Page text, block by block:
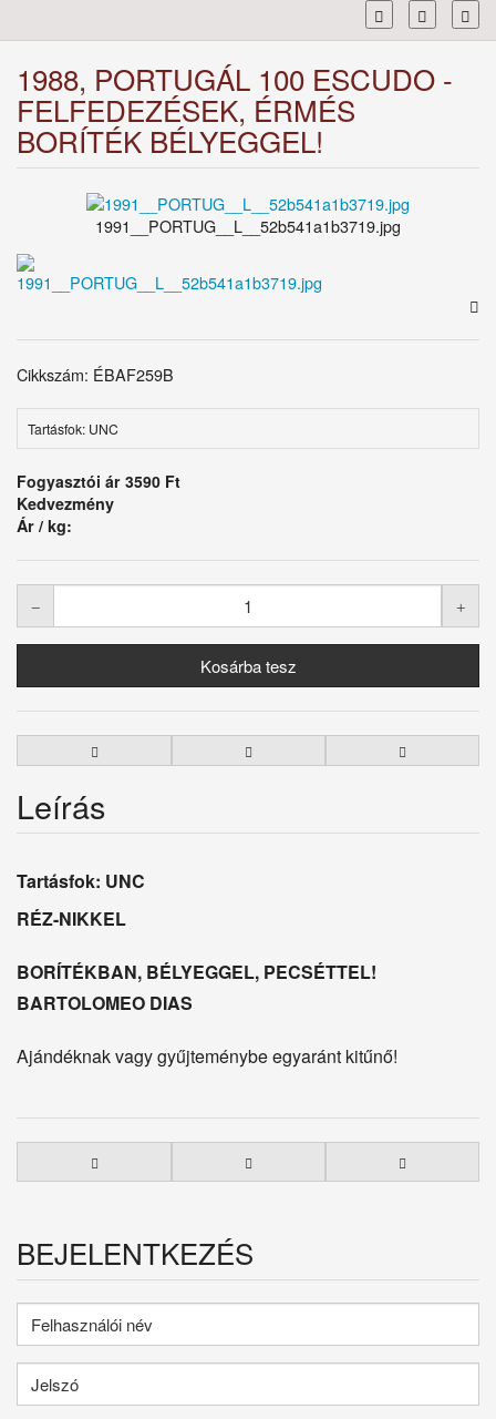
1988, PORTUGÁL 100 ESCUDO -
FELFEDEZÉSEK, ÉRMÉS
BORÍTÉK BÉLYEGGEL!
1991__PORTUG__L__52b541a1b3719.jpg
Cikkszám: ÉBAF259B
Tartásfok: UNC
Fogyasztói ár 3590 Ft
Kedvezmény
Ár / kg:
Leírás
Tartásfok: UNC
RÉZ-NIKKEL
BORÍTÉKBAN, BÉLYEGGEL, PECSÉTTEL!
BARTOLOMEO DIAS
Ajándéknak vagy gyűjteménybe egyaránt kitűnő!
BEJELENTKEZÉS